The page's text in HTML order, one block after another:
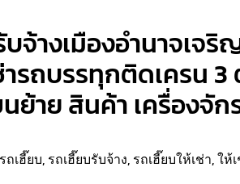
จ้างเมืองอำนาจเจ
ารถบรรทุกติดเครน
าย สินค้า เครื่องจัก
รถเฮี๊ยบ, รถเฮี๊ยบรับจ้าง, รถเฮี๊ยบให้เช่า,ให้